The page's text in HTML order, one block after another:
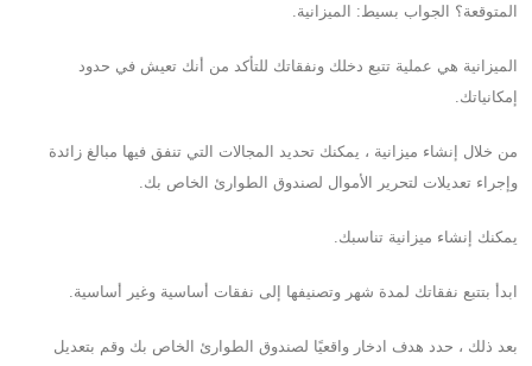
المتوقعة؟ الجواب بسيط: الميزانية.
الميزانية هي عملية تتبع دخلك ونفقاتك للتأكد من أنك تعيش في حدود
إمكانياتك.
من خلال إنشاء ميزانية ، يمكنك تحديد المجالات التي تنفق فيها مبالغ زائدة
وإجراء تعديلات لتحرير الأموال لصندوق الطوارئ الخاص بك.
يمكنك إنشاء ميزانية تناسبك.
ابدأ بتتبع نفقاتك لمدة شهر وتصنيفها إلى نفقات أساسية وغير أساسية.
بعد ذلك ، حدد هدف ادخار واقعيًا لصندوق الطوارئ الخاص بك وقم بتعديل